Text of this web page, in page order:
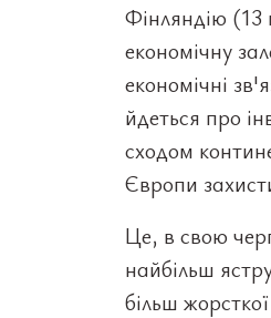
Фінляндію
економічну
економічні
йдеться про
сходом
Європи
Це, в свою
найбільш
більш